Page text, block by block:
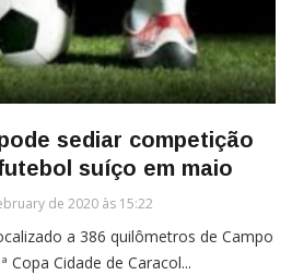
sediar competição
suíço em maio
de 2020 às 15:22
a 386 quilômetros de Campo
Copa Cidade de Caracol...